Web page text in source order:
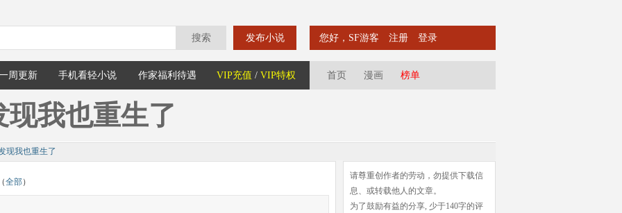
搜索 发布小说 您好，SF游客 注册 登录
周更新 手机看轻小说 作家福利待遇 VIP充值 / VIP特权 首页 漫画 榜单
我也重生了
现我也重生了
（全部）
请尊重创作者的劳动，勿提供下载信
息、或转载他人的文章。
为了鼓励有益的分享, 少于140字的评